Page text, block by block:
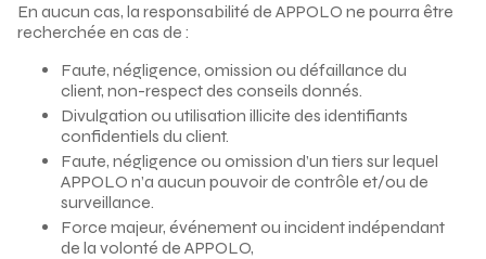
En aucun cas, la responsabilité de APPOLO ne pourra être
recherchée en cas de :
Faute, négligence, omission ou défaillance du
client, non-respect des conseils donnés.
Divulgation ou utilisation illicite des identifiants
confidentiels du client.
Faute, négligence ou omission d’un tiers sur lequel
APPOLO n’a aucun pouvoir de contrôle et/ou de
surveillance.
Force majeur, événement ou incident indépendant
de la volonté de APPOLO,